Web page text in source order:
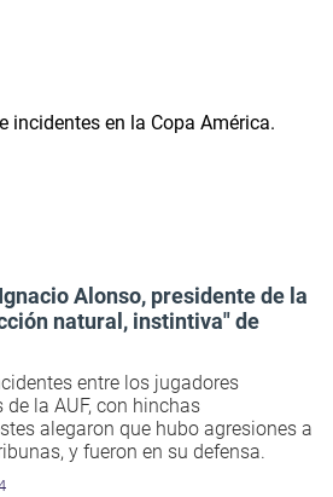
Alonso, presidente de la
natural, instintiva" de
entre los jugadores
la AUF, con hinchas
alegaron que hubo agresiones a
y fueron en su defensa.